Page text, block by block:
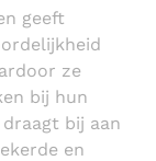
geeft
ze
bij hun
bij aan
en